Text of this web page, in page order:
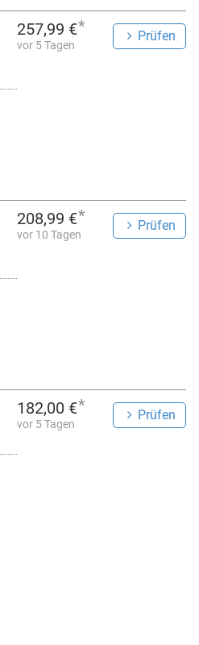
257,99 €*
vor 5 Tagen
Prüfen
208,99 €*
vor 10 Tagen
Prüfen
182,00 €*
vor 5 Tagen
Prüfen